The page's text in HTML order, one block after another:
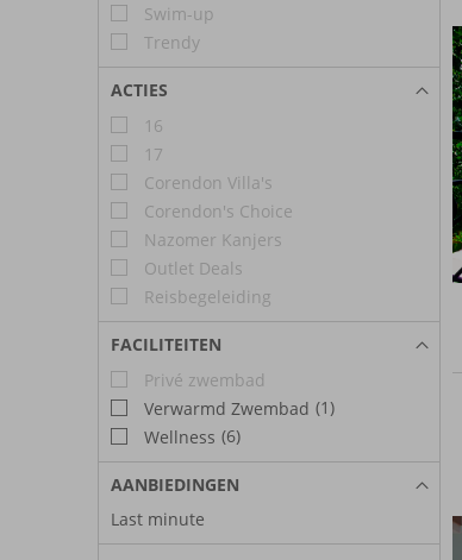
Swim-up
Trendy
ACTIES
16
17
Corendon Villa's
Corendon's Choice
Nazomer Kanjers
Outlet Deals
Reisbegeleiding
FACILITEITEN
Privé zwembad
Verwarmd Zwembad (1)
Wellness (6)
AANBIEDINGEN
Last minute